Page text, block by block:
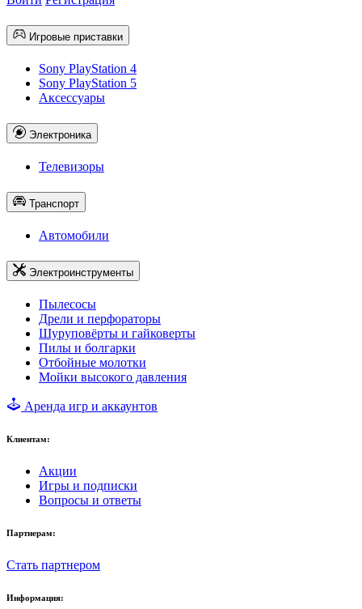
Игровые приставки
Sony PlayStation 4
Sony PlayStation 5
Аксессуары
Электроника
Телевизоры
Транспорт
Автомобили
Электроинструменты
Пылесосы
Дрели и перфораторы
Шуруповёрты и гайковерты
Пилы и болгарки
Отбойные молотки
Мойки высокого давления
Аренда игр и аккаунтов
Клиентам:
Акции
Игры и подписки
Вопросы и ответы
Партнерам:
Стать партнером
Информация: